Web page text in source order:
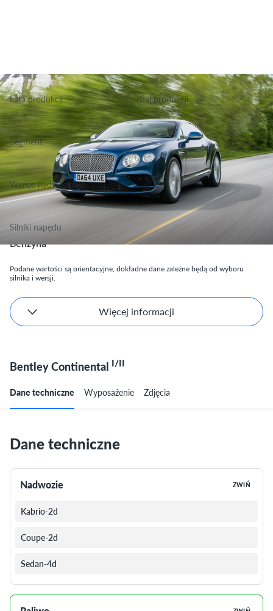
Lata produkcji
2008-2018
Kraj produkcji
Wielka Brytania
Segment
Grupa Podstawowa, Klasa Super Luksusowe
Wersje nadwoziowe
Kabrio, Coupe, Sedan
Silniki napędu
Benzyna
Podane wartości są orientacyjne, dokładne dane zależne będą od wyboru
silnika i wersji.
Więcej informacji
Bentley Continental I/II
Dane techniczne Wyposażenie Zdjęcia
Dane techniczne
Nadwozie ZWIŃ
Kabrio-2d
Coupe-2d
Sedan-4d